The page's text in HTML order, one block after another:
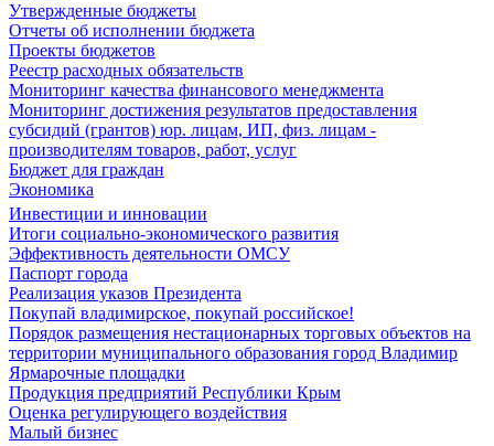
Утвержденные бюджеты
Отчеты об исполнении бюджета
Проекты бюджетов
Реестр расходных обязательств
Мониторинг качества финансового менеджмента
Мониторинг достижения результатов предоставления
субсидий (грантов) юр. лицам, ИП, физ. лицам -
производителям товаров, работ, услуг
Бюджет для граждан
Экономика
Инвестиции и инновации
Итоги социально-экономического развития
Эффективность деятельности ОМСУ
Паспорт города
Реализация указов Президента
Покупай владимирское, покупай российское!
Порядок размещения нестационарных торговых объектов на
территории муниципального образования город Владимир
Ярмарочные площадки
Продукция предприятий Республики Крым
Оценка регулирующего воздействия
Малый бизнес